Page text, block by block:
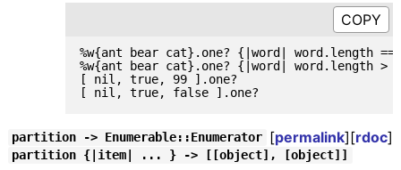
%w{ant bear cat}.one? {|word| word.length
%w{ant bear cat}.one? {|word| word.length >
[ nil, true, 99 ].one?
partition -> Enumerable::Enumerator [permalink][rdoc]
partition {|item| ... } -> [[object], [object]]